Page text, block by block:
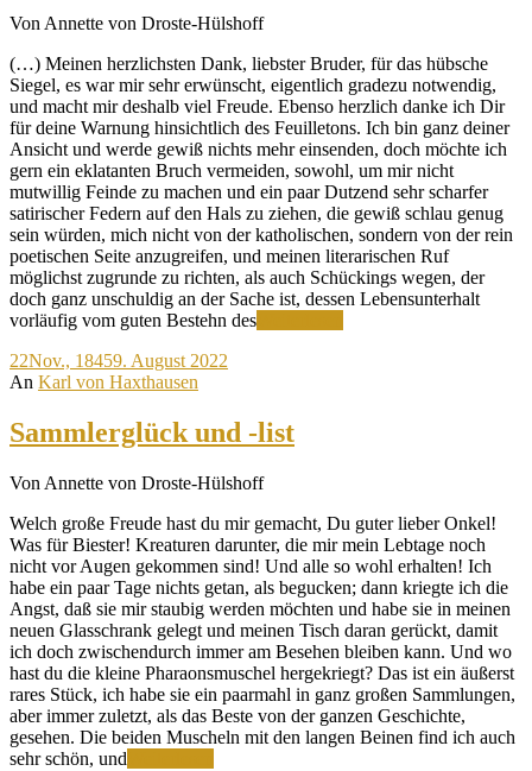
Von Annette von Droste-Hülshoff
(…) Meinen herzlichsten Dank, liebster Bruder, für das hübsche
Siegel, es war mir sehr erwünscht, eigentlich gradezu notwendig,
und macht mir deshalb viel Freude. Ebenso herzlich danke ich Dir
für deine Warnung hinsichtlich des Feuilletons. Ich bin ganz deiner
Ansicht und werde gewiß nichts mehr einsenden, doch möchte ich
gern ein eklatanten Bruch vermeiden, sowohl, um mir nicht
mutwillig Feinde zu machen und ein paar Dutzend sehr scharfer
satirischer Federn auf den Hals zu ziehen, die gewiß schlau genug
sein würden, mich nicht von der katholischen, sondern von der rein
poetischen Seite anzugreifen, und meinen literarischen Ruf
möglichst zugrunde zu richten, als auch Schückings wegen, der
doch ganz unschuldig an der Sache ist, dessen Lebensunterhalt
vorläufig vom guten Bestehn des
22Nov., 18459. August 2022
An Karl von Haxthausen
Sammlerglück und -list
Von Annette von Droste-Hülshoff
Welch große Freude hast du mir gemacht, Du guter lieber Onkel!
Was für Biester! Kreaturen darunter, die mir mein Lebtage noch
nicht vor Augen gekommen sind! Und alle so wohl erhalten! Ich
habe ein paar Tage nichts getan, als begucken; dann kriegte ich die
Angst, daß sie mir staubig werden möchten und habe sie in meinen
neuen Glasschrank gelegt und meinen Tisch daran gerückt, damit
ich doch zwischendurch immer am Besehen bleiben kann. Und wo
hast du die kleine Pharaonsmuschel hergekriegt? Das ist ein äußerst
rares Stück, ich habe sie ein paarmahl in ganz großen Sammlungen,
aber immer zuletzt, als das Beste von der ganzen Geschichte,
gesehen. Die beiden Muscheln mit den langen Beinen find ich auch
sehr schön, und